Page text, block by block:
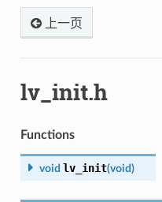
上一页
lv_init.h
Functions
void lv_init(void)